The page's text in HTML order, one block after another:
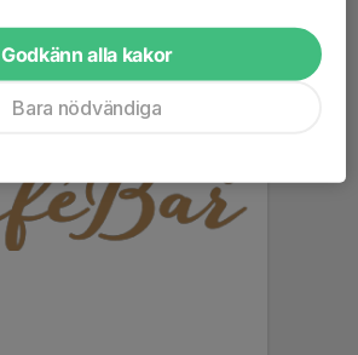
Godkänn alla kakor
Bara nödvändiga